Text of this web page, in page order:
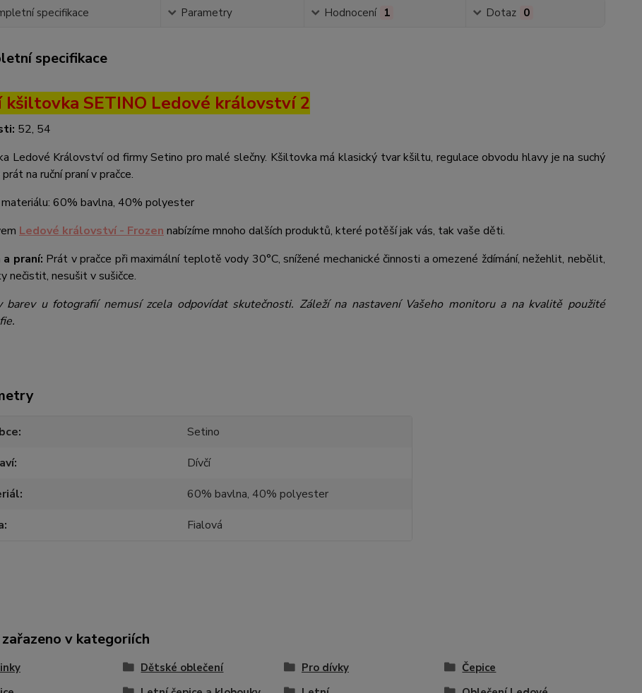
specifikace Parametry Hodnocení 1 Dotaz 0
specifikace
kšiltovka SETINO Ledové království 2
52, 54
Ledové Království od firmy Setino pro malé slečny. Kšiltovka má klasický tvar kšiltu, regulace obvodu hlavy je na suchý
na ruční praní v pračce.
60% bavlna, 40% polyester
Ledové království - Frozen nabízíme mnoho dalších produktů, které potěší jak vás, tak vaše děti.
a praní: Prát v pračce při maximální teplotě vody 30°C, snížené mechanické činnosti a omezené ždímání, nežehlit, nebělit,
nečistit, nesušit v sušičce.
barev u fotografií nemusí zcela odpovídat skutečnosti. Záleží na nastavení Vašeho monitoru a na kvalitě použité
Setino
Dívčí
60% bavlna, 40% polyester
Fialová
v kategoriích
Dětské oblečení Pro dívky
Čepice